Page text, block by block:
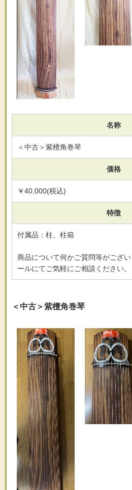
名称
＜中古＞紫檀角巻琴
価格
￥40,000(税込)
特徴
付属品：柱、柱箱
商品について何かご質問等がござ
ールにてご気軽にご相談ください。
＜中古＞紫檀角巻琴